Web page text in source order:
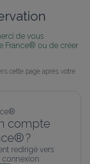
de vous
France® ou de créer
cette page après votre
compte
?
redirigé vers